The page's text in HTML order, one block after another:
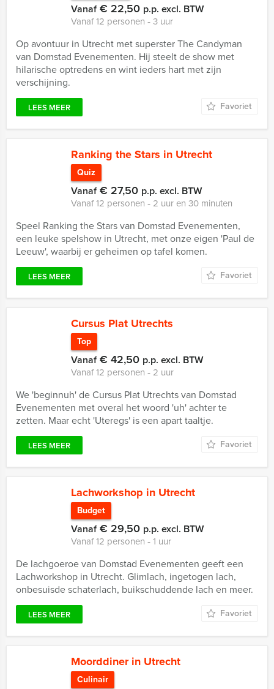
Vanaf€ 22,50 p.p. excl. BTW
Vanaf 12 personen ‐ 3 uur
Op avontuur in Utrecht met superster The Candyman
van Domstad Evenementen. Hij steelt de show met
hilarische optredens en wint ieders hart met zijn
verschijning.
LEES MEER Favoriet
Ranking the Stars in Utrecht
Quiz
Vanaf€ 27,50 p.p. excl. BTW
Vanaf 12 personen ‐ 2 uur en 30 minuten
Speel Ranking the Stars van Domstad Evenementen,
een leuke spelshow in Utrecht, met onze eigen 'Paul de
Leeuw', waarbij er geheimen op tafel komen.
LEES MEER Favoriet
Cursus Plat Utrechts
Top
Vanaf€ 42,50 p.p. excl. BTW
Vanaf 12 personen ‐ 2 uur
We 'beginnuh' de Cursus Plat Utrechts van Domstad
Evenementen met overal het woord 'uh' achter te
zetten. Maar echt 'Uteregs' is een apart taaltje.
LEES MEER Favoriet
Lachworkshop in Utrecht
Budget
Vanaf€ 29,50 p.p. excl. BTW
Vanaf 12 personen ‐ 1 uur
De lachgoeroe van Domstad Evenementen geeft een
Lachworkshop in Utrecht. Glimlach, ingetogen lach,
onbesuisde schaterlach, buikschuddende lach en meer.
LEES MEER Favoriet
Moorddiner in Utrecht
Culinair